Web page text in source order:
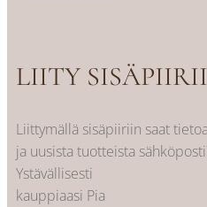
LIITY
Liittymällä sisäpiiriin saat
ja uusista tuotteista
Ystävällisesti
kauppiaasi Pia